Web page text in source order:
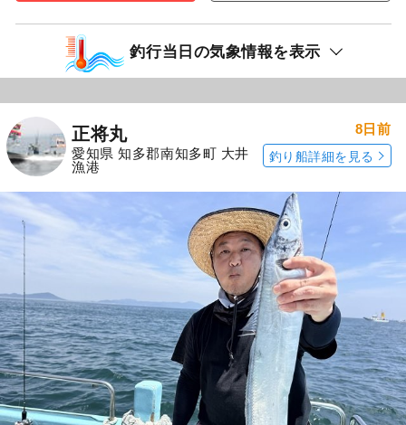
釣行当日の気象情報を表示
正将丸
愛知県 知多郡南知多町 大井
漁港
8日前
釣り船詳細を見る